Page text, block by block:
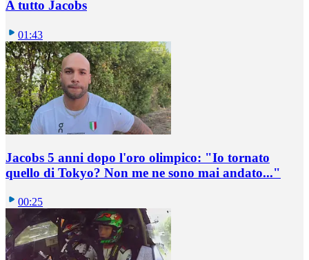
A tutto Jacobs
01:43
Jacobs 5 anni dopo l'oro olimpico: "Io tornato
quello di Tokyo? Non me ne sono mai andato..."
00:25